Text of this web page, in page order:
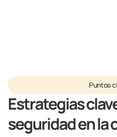
Puntos
Estrategias
seguridad en